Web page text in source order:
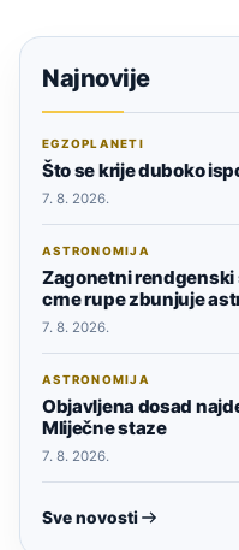
Najnovije
EGZOPLANETI
Što se krije duboko
7. 8. 2026.
ASTRONOMIJA
Zagonetni rendgenski
crne rupe zbunjuje
7. 8. 2026.
ASTRONOMIJA
Objavljena dosad
Mliječne staze
7. 8. 2026.
Sve novosti